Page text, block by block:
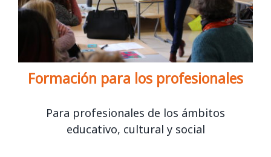
Formación para los profesionales
Para profesionales de los ámbitos
educativo, cultural y social